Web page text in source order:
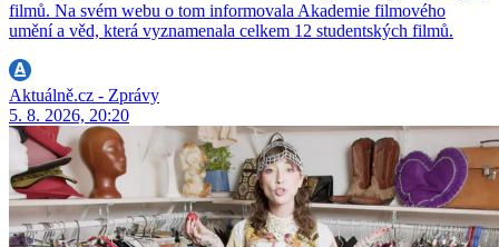
filmů. Na svém webu o tom informovala Akademie filmového
umění a věd, která vyznamenala celkem 12 studentských filmů.
Aktuálně.cz - Zprávy
5. 8. 2026, 20:20